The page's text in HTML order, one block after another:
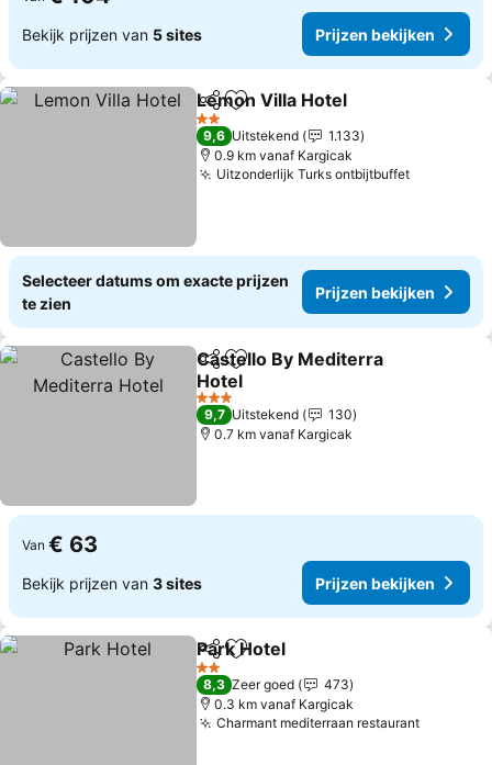
Bekijk prijzen van 5 sites Prijzen bekijken
DelenToevoegen aan favorieten
Lemon Villa Hotel
2 Sterren
9,6 Uitstekend
1.133
0.9 km vanaf Kargicak
Uitzonderlijk Turks ontbijtbuffet
Selecteer datums om exacte prijzen
te zien
Prijzen bekijken
DelenToevoegen aan favorieten
Castello By Mediterra
Hotel
3 Sterren
9,7 Uitstekend
130
0.7 km vanaf Kargicak
Van € 63
Bekijk prijzen van 3 sites Prijzen bekijken
DelenToevoegen aan favorieten
Park Hotel
2 Sterren
8,3 Zeer goed
473
0.3 km vanaf Kargicak
Charmant mediterraan restaurant